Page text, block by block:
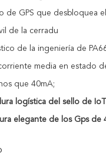
de GPS que desbloquea
de la cerradu
de la ingeniería de
media en estado
que 40mA;
logística del sello de IoT
elegante de los Gps de